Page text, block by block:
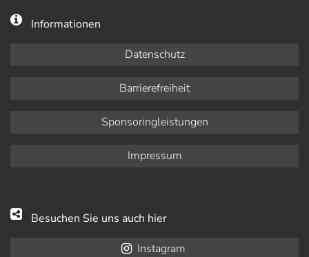
Informationen
Datenschutz
Barrierefreiheit
Sponsoringleistungen
Impressum
Besuchen Sie uns auch hier
Instagram